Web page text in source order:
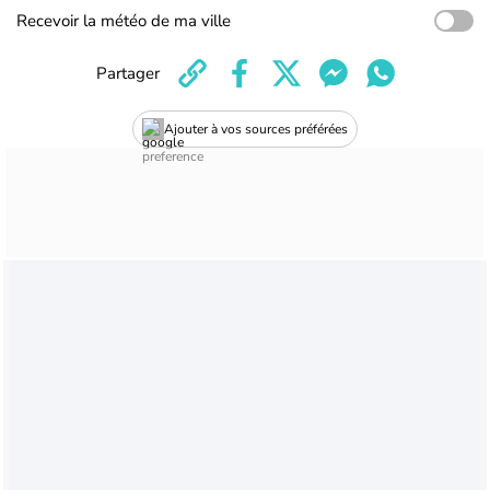
Recevoir la météo de ma ville
Ajouter à vos sources préférées
Partager